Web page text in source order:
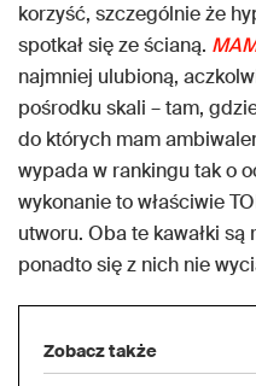
korzyść, szczególnie że
spotkał się ze ścianą.
najmniej ulubioną,
pośrodku skali – tam,
do których mam
wypada w rankingu tak o
wykonanie to właściwie
utworu. Oba te kawałki
ponadto się z nich nie
Zobacz także